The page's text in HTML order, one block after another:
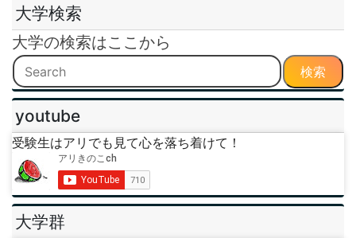
大学検索
大学の検索はここから
検索
youtube
受験生はアリでも見て心を落ち着けて！
大学群